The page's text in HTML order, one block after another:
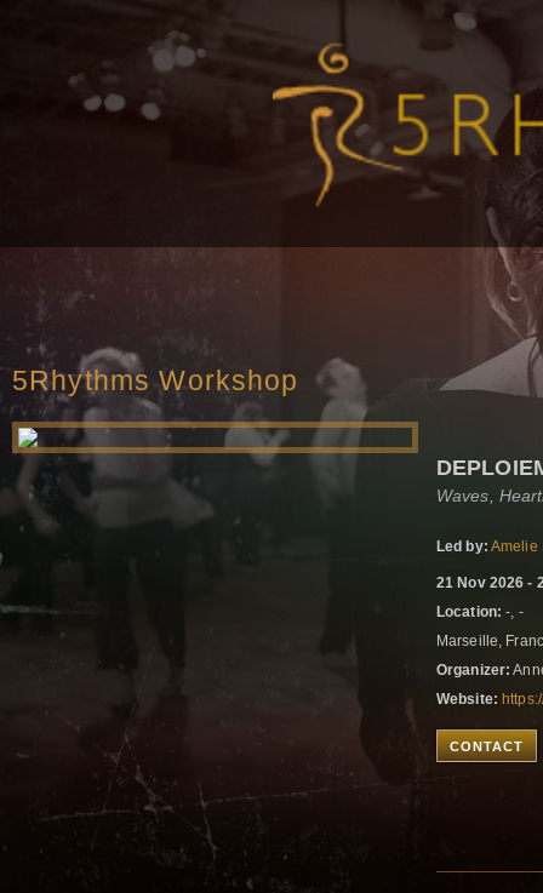
5Rhythms Workshop
Waves,
Led by: Amelie
21 Nov 2026 -
Location: -, -
Marseille,
Organizer:
Website:
CONTACT